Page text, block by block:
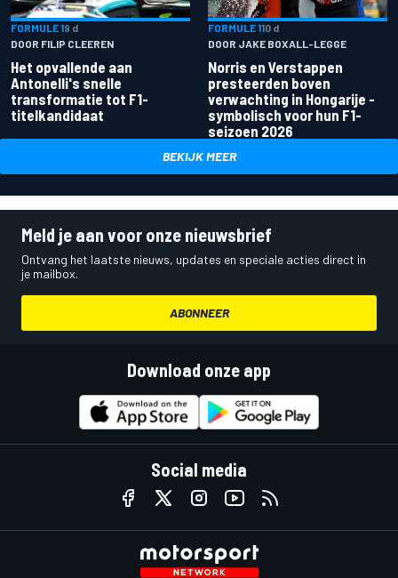
FORMULE 19 d
DOOR FILIP CLEEREN
Het opvallende aan
Antonelli's snelle
transformatie tot F1-
titelkandidaat
FORMULE 110 d
DOOR JAKE BOXALL-LEGGE
Norris en Verstappen
presteerden boven
verwachting in Hongarije -
symbolisch voor hun F1-
seizoen 2026
BEKIJK MEER
Meld je aan voor onze nieuwsbrief
Ontvang het laatste nieuws, updates en speciale acties direct in
je mailbox.
ABONNEER
Download onze app
Social media